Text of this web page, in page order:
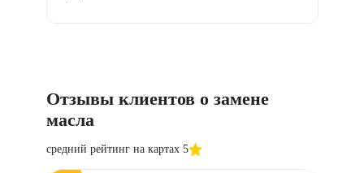
Отзывы клиентов о замене
масла
средний рейтинг на картах 5